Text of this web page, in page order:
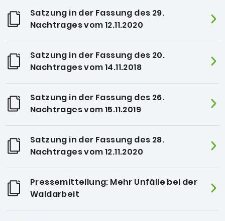
Satzung in der Fassung des 29.
Nachtrages vom 12.11.2020
Satzung in der Fassung des 20.
Nachtrages vom 14.11.2018
Satzung in der Fassung des 26.
Nachtrages vom 15.11.2019
Satzung in der Fassung des 28.
Nachtrages vom 12.11.2020
Pressemitteilung: Mehr Unfälle bei der
Waldarbeit